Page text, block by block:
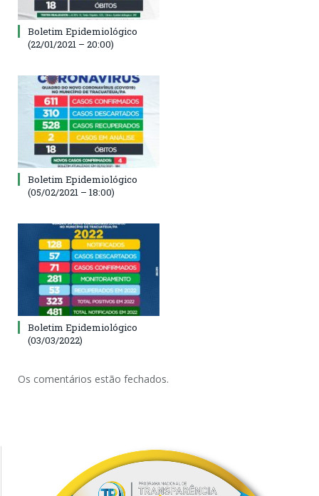
Boletim Epidemiológico
(22/01/2021 – 20:00)
Boletim Epidemiológico
(05/02/2021 – 18:00)
Boletim Epidemiológico
(03/03/2022)
Os comentários estão fechados.